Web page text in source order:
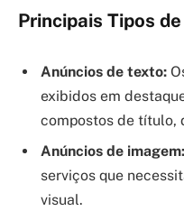
Principais Tipos
Anúncios de texto:
exibidos em
compostos de título,
Anúncios de imagem:
serviços que
visual.